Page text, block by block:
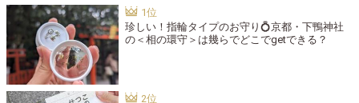
珍しい！指輪タイプのお守り💍京都・下鴨神社
の＜相の環守＞は幾らでどこでgetできる？